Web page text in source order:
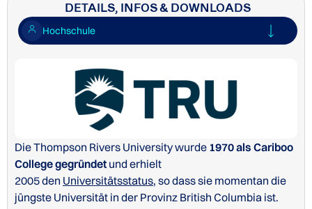
DETAILS, INFOS & DOWNLOADS
Hochschule
Die Thompson Rivers University wurde 1970 als Cariboo
College gegründet und erhielt
2005 den Universitätsstatus, so dass sie momentan die
jüngste Universität in der Provinz British Columbia ist.